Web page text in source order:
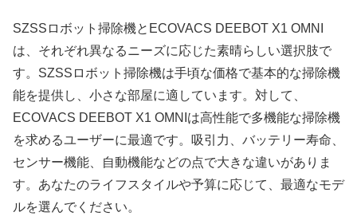
SZSSロボット掃除機とECOVACS DEEBOT X1 OMNI
は、それぞれ異なるニーズに応じた素晴らしい選択肢で
す。SZSSロボット掃除機は手頃な価格で基本的な掃除機
能を提供し、小さな部屋に適しています。対して、
ECOVACS DEEBOT X1 OMNIは高性能で多機能な掃除機
を求めるユーザーに最適です。吸引力、バッテリー寿命、
センサー機能、自動機能などの点で大きな違いがありま
す。あなたのライフスタイルや予算に応じて、最適なモデ
ルを選んでください。